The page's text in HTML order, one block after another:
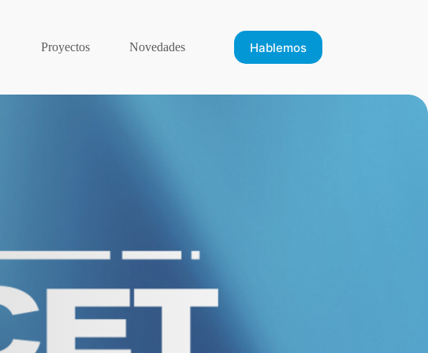
Proyectos Novedades Hablemos